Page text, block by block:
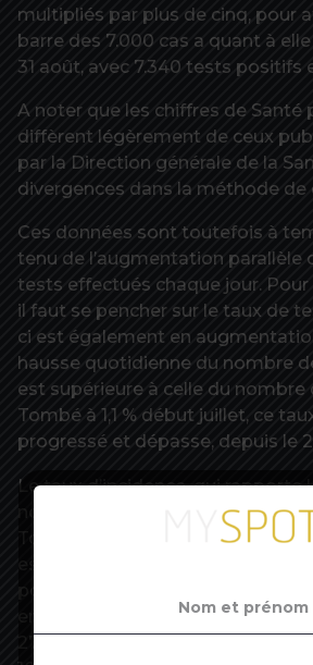
multipliés par plus de cinq, pour
barre des 7.000 cas a quant à
31 août, avec 7.340 tests positifs
A noter que les chiffres de Santé
diffèrent légèrement de ceux
par la Direction générale de la
divergences dans la méthode
Ces données sont toutefois à
tenu de l’augmentation parallèle
tests effectués chaque jour.
il faut se pencher sur le taux de
ci est également en
hausse quotidienne du nombre
est supérieure à celle du nombre
Tombé à 1,1 % début juillet, ce
progressé et dépasse, depuis le
Le taux d’incidence, qui rapporte
nouveaux cas à la population, a
Tombé à 4,3 cas pour 100.000
ensuite nettement accélérée. Un